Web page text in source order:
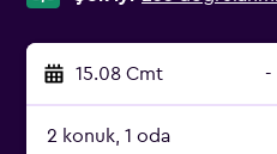
15.08 Cmt -
2 konuk, 1 oda